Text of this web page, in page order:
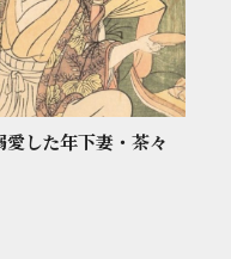
した年下妻・茶々